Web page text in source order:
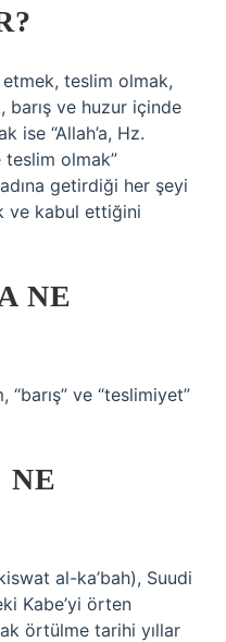
etmek, teslim olmak,
barış ve huzur içinde
ise “Allah’a, Hz.
teslim olmak”
getirdiği her şeyi
ve kabul ettiğini
NE
ve “teslimiyet”
Kabe’yi örten
örtülme tarihi yıllar